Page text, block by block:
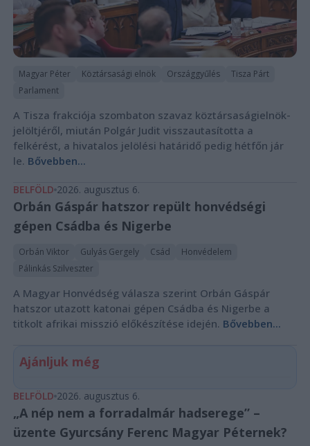
Magyar Péter Köztársasági elnök Országgyűlés
Tisza Párt
Parlament
A Tisza frakciója szombaton szavaz köztársaságielnök-
jelöltjéről, miután Polgár Judit visszautasította a
felkérést, a hivatalos jelölési határidő pedig hétfőn jár
le. Bővebben...
BELFÖLD 2026. augusztus 6.
Orbán Gáspár hatszor repült honvédségi
gépen Csádba és Nigerbe
Orbán Viktor Gulyás Gergely Csád
Honvédelem
Pálinkás Szilveszter
A Magyar Honvédség válasza szerint Orbán Gáspár
hatszor utazott katonai gépen Csádba és Nigerbe a
titkolt afrikai misszió előkészítése idején. Bővebben...
Ajánljuk még
BELFÖLD 2026. augusztus 6.
„A nép nem a forradalmár hadserege” –
üzente Gyurcsány Ferenc Magyar Péternek?